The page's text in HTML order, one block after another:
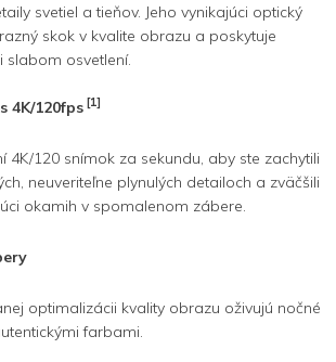
svetiel a tieňov. Jeho vynikajúci optický
skok v kvalite obrazu a poskytuje
slabom osvetlení.
4K/120fps [1]
4K/120 snímok za sekundu, aby ste zachytili
neuveriteľne plynulých detailoch a zväčšili
okamih v spomalenom zábere.
optimalizácii kvality obrazu oživujú nočné
farbami.